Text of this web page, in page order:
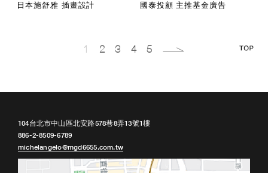
日本施舒雅 插畫設計 國泰投顧 主推基金廣告
1 2 3 4 5
104台北市中山區北安路578巷8弄13號1樓
886-2-8509-6789
michelangelo@mgd6655.com.tw